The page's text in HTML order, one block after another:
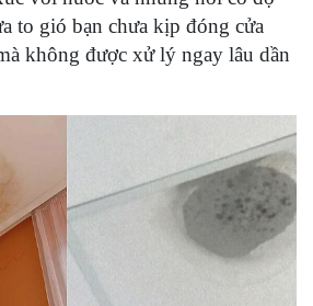
to gió bạn chưa kịp đóng cửa
không được xử lý ngay lâu dần